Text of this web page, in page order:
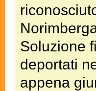
Soluzione
deportati
appena